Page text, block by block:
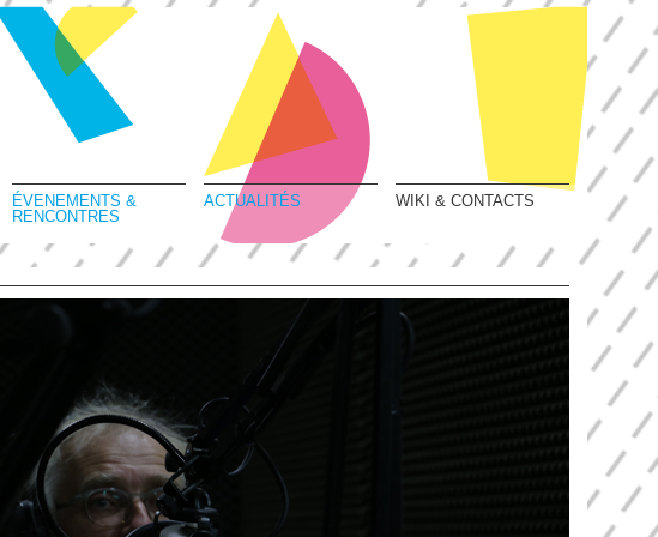
ÉVENEMENTS &
RENCONTRES
ACTUALITÉS WIKI & CONTACTS